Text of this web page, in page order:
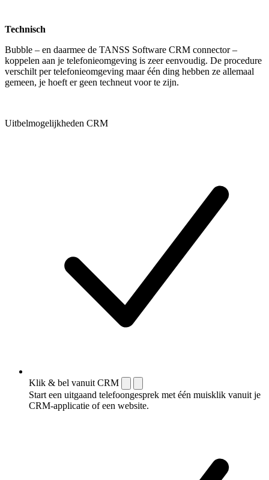
Technisch
Bubble – en daarmee de TANSS Software CRM connector –
koppelen aan je telefonieomgeving is zeer eenvoudig. De procedure
verschilt per telefonieomgeving maar één ding hebben ze allemaal
gemeen, je hoeft er geen techneut voor te zijn.
Uitbelmogelijkheden CRM
Klik & bel vanuit CRM
Start een uitgaand telefoongesprek met één muisklik vanuit je
CRM-applicatie of een website.